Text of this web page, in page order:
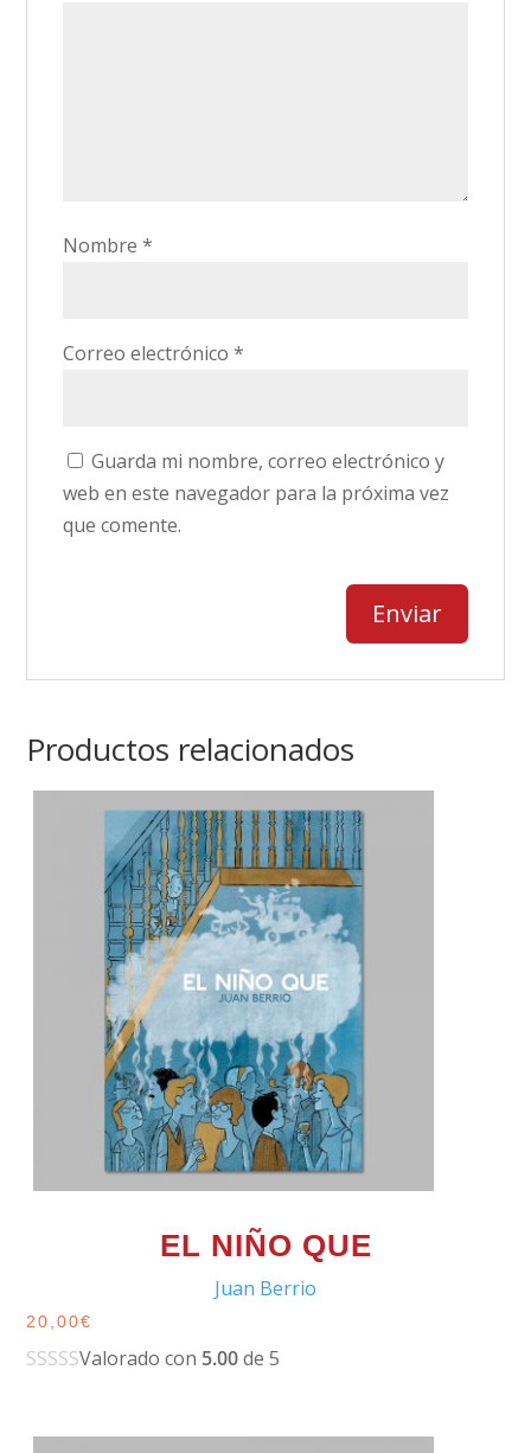
Nombre*
Correo electrónico*
Guarda mi nombre, correo electrónico y
web en este navegador para la próxima vez
que comente.
Productos relacionados
EL NIÑO QUE
Juan Berrio
20,00€
Valorado con 5.00de 5